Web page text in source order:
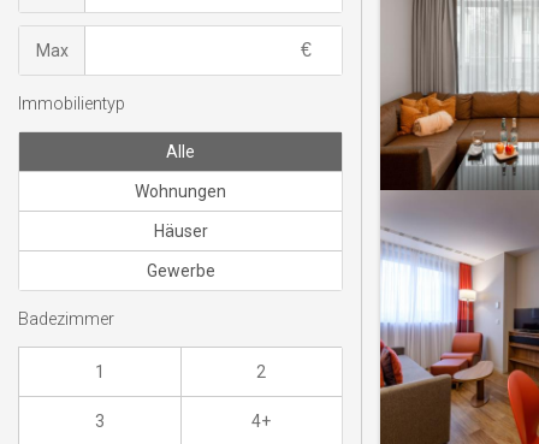
Max
Immobilientyp
Alle
Wohnungen
Häuser
Gewerbe
Badezimmer
1 2
3 4+